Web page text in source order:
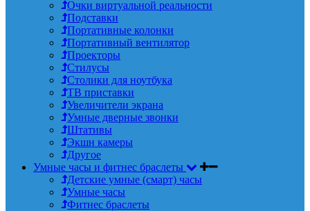
Очки виртуальной реальности
Подставки
Портативные колонки
Портативный вентилятор
Проекторы
Стилусы
Столики для ноутбука
ТВ приставки
Увеличители экрана
Умные дверные звонки
Штативы
Экшн камеры
Другое
Умные часы и фитнес браслеты
Детские умные (смарт) часы
Умные часы
Фитнес браслеты